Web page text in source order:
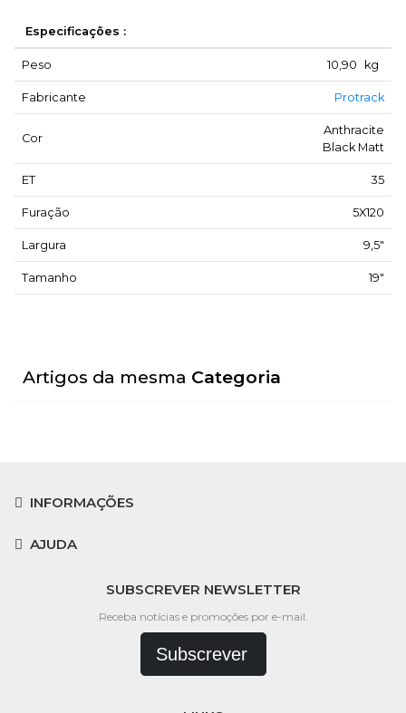
Especificações :
Peso 10,90 kg
Fabricante Protrack
Cor
Anthracite
Black Matt
ET 35
Furação 5X120
Largura 9,5"
Tamanho 19"
Artigos da mesma Categoria
INFORMAÇÕES
AJUDA
SUBSCREVER NEWSLETTER
Receba notícias e promoções por e-mail.
Subscrever